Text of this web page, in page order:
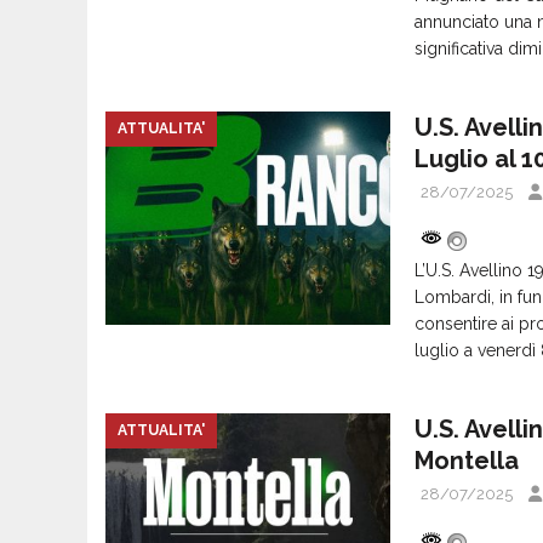
annunciato una
significativa
ATTUALITA'
U.S.
Luglio al
28/07/2025
L’U.S.
Lombardi, in
consentire ai
luglio a
ATTUALITA'
U.S.
Montella
28/07/2025